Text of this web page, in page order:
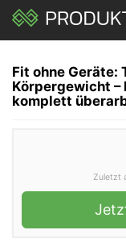
Skip
main
Fit ohne Geräte:
Körpergewicht –
komplett
Zuletzt